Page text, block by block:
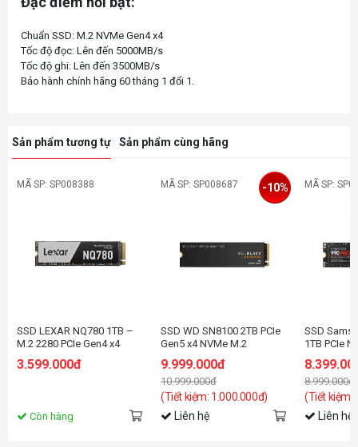
Chuẩn SSD: M.2 NVMe Gen4 x4
Tốc độ đọc: Lên đến 5000MB/s
Tốc độ ghi: Lên đến 3500MB/s
Sản phẩm tương tự Sản phẩm cùng hãng
MÃ SP: SP008388
SSD LEXAR NQ780 1TB –
M.2 2280 PCIe Gen4 x4
2500MB/s) -
3.599.000đ
Còn hàng
MÃ SP: SP008687
SSD WD SN8100 2TB PCIe
Gen5 x4 NVMe M.2
9.999.000đ
10.999.000đ
(Tiết kiệm: 1.000.000đ)
-10%
Liên hệ
MÃ SP:
SSD
1TB PCIe
-
8.999.000đ
(Tiết kiệm:
Liên hệ